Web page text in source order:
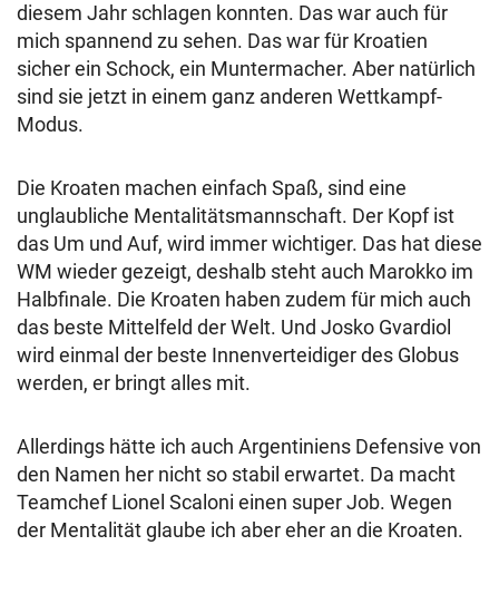
diesem Jahr schlagen konnten. Das war auch für
mich spannend zu sehen. Das war für Kroatien
sicher ein Schock, ein Muntermacher. Aber natürlich
sind sie jetzt in einem ganz anderen Wettkampf-
Modus.
Die Kroaten machen einfach Spaß, sind eine
unglaubliche Mentalitätsmannschaft. Der Kopf ist
das Um und Auf, wird immer wichtiger. Das hat diese
WM wieder gezeigt, deshalb steht auch Marokko im
Halbfinale. Die Kroaten haben zudem für mich auch
das beste Mittelfeld der Welt. Und Josko Gvardiol
wird einmal der beste Innenverteidiger des Globus
werden, er bringt alles mit.
Allerdings hätte ich auch Argentiniens Defensive von
den Namen her nicht so stabil erwartet. Da macht
Teamchef Lionel Scaloni einen super Job. Wegen
der Mentalität glaube ich aber eher an die Kroaten.